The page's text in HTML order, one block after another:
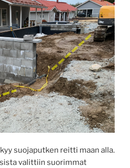
suojaputken reitti maan alla.
valittiin suorimmat